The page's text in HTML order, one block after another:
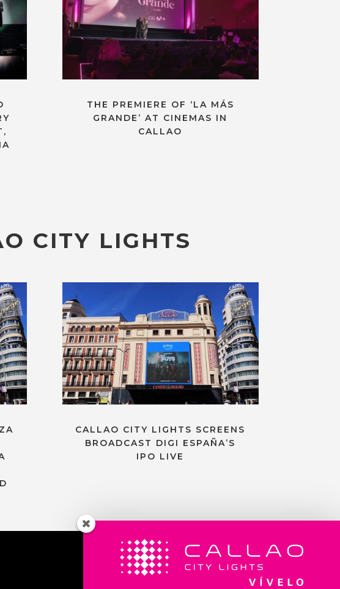
THE PREMIERE OF ‘LA MÁS
GRANDE’ AT CINEMAS IN
CALLAO
CITY LIGHTS
CALLAO CITY LIGHTS SCREENS
BROADCAST DIGI ESPAÑA’S
IPO LIVE